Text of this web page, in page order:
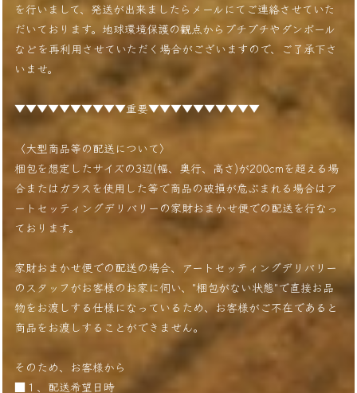
を行いまして、発送が出来ましたらメールにてご連絡させていた
だいております。地球環境保護の観点からプチプチやダンボール
などを再利用させていただく場合がございますので、ご了承下さ
いませ。
▼▼▼▼▼▼▼▼▼▼重要▼▼▼▼▼▼▼▼▼▼
〈大型商品等の配送について〉
梱包を想定したサイズの3辺(幅、奥行、高さ)が200cmを超える場
合またはガラスを使用した等で商品の破損が危ぶまれる場合はア
ートセッティングデリバリーの家財おまかせ便での配送を行なっ
ております。
家財おまかせ便での配送の場合、アートセッティングデリバリー
のスタッフがお客様のお家に伺い、"梱包がない状態"で直接お品
物をお渡しする仕様になっているため、お客様がご不在であると
商品をお渡しすることができません。
そのため、お客様から
■１、配送希望日時